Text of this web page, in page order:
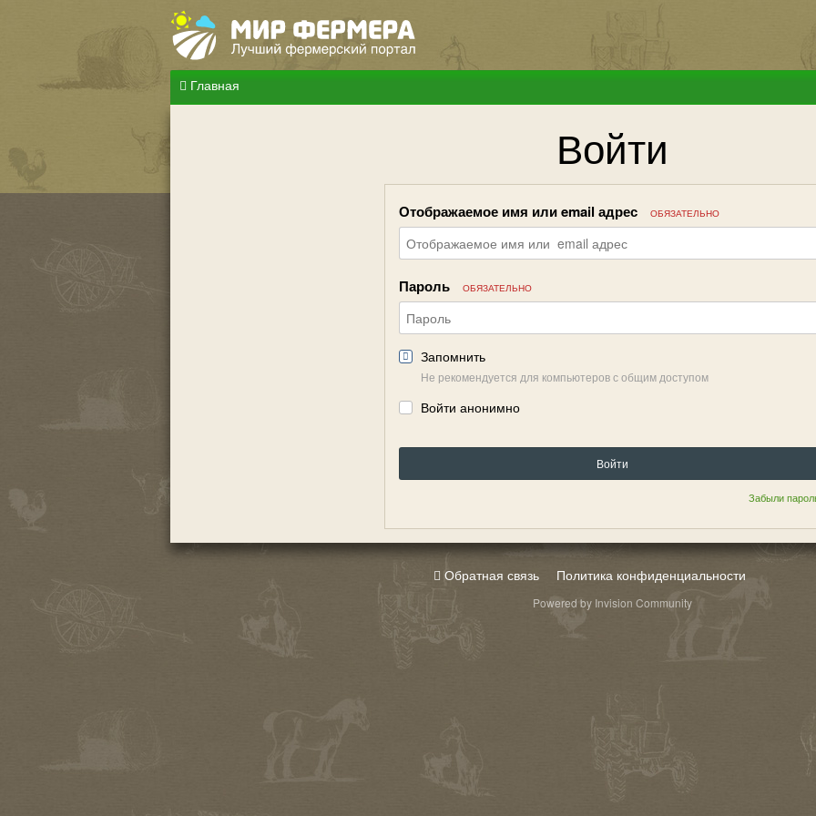
Главная
Войти
Отображаемое имя или email адрес ОБЯЗАТЕЛЬНО
Пароль ОБЯЗАТЕЛЬНО
Запомнить
Не рекомендуется для компьютеров с общим доступом
Войти анонимно
Войти
Забыли
Обратная связь Политика конфиденциальности
Powered by Invision Community